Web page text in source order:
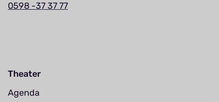
0598 -37 37 77
Theater
Agenda